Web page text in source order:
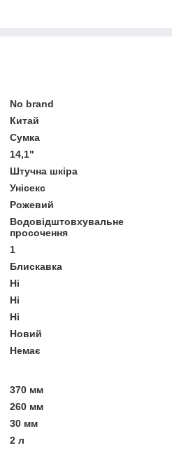
No brand
Китай
Сумка
14,1"
Штучна шкіра
Унісекс
Рожевий
Водовідштовхувальне
просочення
1
Блискавка
Ні
Ні
Ні
Новий
Немає
370 мм
260 мм
30 мм
2 л